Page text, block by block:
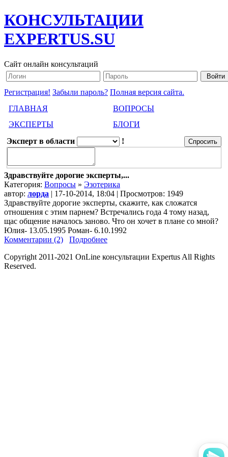
КОНСУЛЬТАЦИИ
EXPERTUS.SU
Сайт онлайн консультаций
Регистрация! Забыли пароль? Полная версия сайта.
ГЛАВНАЯ
ВОПРОСЫ
ЭКСПЕРТЫ
БЛОГИ
Эксперт в области
!
Здравствуйте дорогие эксперты,...
Категория: Вопросы » Эзотерика
автор: лорда | 17-10-2014, 18:04 | Просмотров: 1949
Здравствуйте дорогие эксперты, скажите, как сложатся
отношения с этим парнем? Встречались года 4 тому назад,
щас общение началось заново. Что он хочет в плане со мной?
Юлия- 13.05.1995 Роман- 6.10.1992
Комментарии (2)
Подробнее
Copyright 2011-2021 OnLine консультации Expertus All Rights
Reserved.